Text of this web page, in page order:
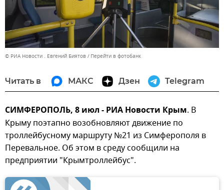
© РИА Новости . Евгений Биятов Перейти в фотобанк
Читать в МАКС Дзен Telegram
СИМФЕРОПОЛЬ, 8 июл - РИА Новости Крым. В
Крыму поэтапно возобновляют движение по
троллейбусному маршруту №21 из Симферополя в
Перевальное. Об этом в среду сообщили на
предприятии "Крымтроллейбус".